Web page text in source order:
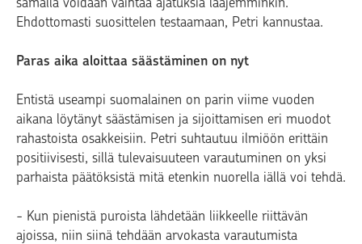
Ehdottomasti suosittelen testaamaan, Petri kannustaa.
Paras aika aloittaa säästäminen on nyt
Entistä useampi suomalainen on parin viime vuoden
aikana löytänyt säästämisen ja sijoittamisen eri muodot
rahastoista osakkeisiin. Petri suhtautuu ilmiöön erittäin
positiivisesti, sillä tulevaisuuteen varautuminen on yksi
parhaista päätöksistä mitä etenkin nuorella iällä voi tehdä.
- Kun pienistä puroista lähdetään liikkeelle riittävän
ajoissa, niin siinä tehdään arvokasta varautumista